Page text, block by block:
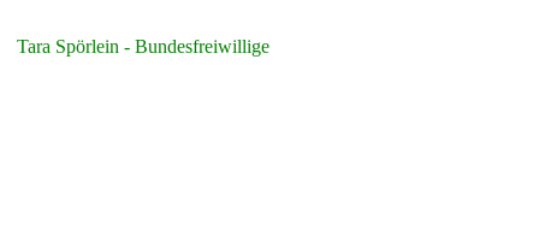
Tara Spörlein - Bundesfreiwillige